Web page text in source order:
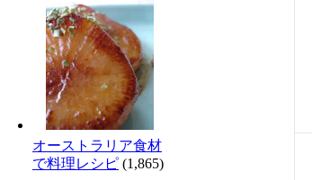
オーストラリア食材
で料理レシピ (1,865)